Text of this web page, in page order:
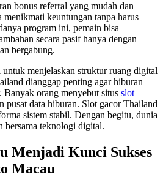
bonus referral yang mudah dan
menikmati keuntungan tanpa harus
program ini, pemain bisa
secara pasif hanya dengan
bergabung.
menjelaskan struktur ruang digital
dianggap penting agar hiburan
Banyak orang menyebut situs slot
pusat data hiburan. Slot gacor Thailand
sistem stabil. Dengan begitu, dunia
bersama teknologi digital.
Menjadi Kunci Sukses
Macau